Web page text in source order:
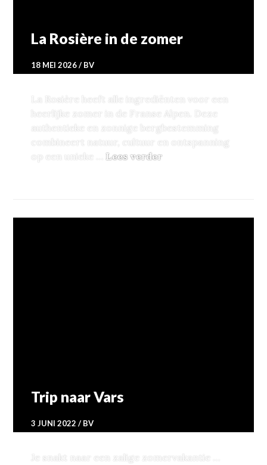
La Rosière in de zomer
18 MEI 2026 BV
La Rosière heeft alle ingrediënten voor een
heerlijke zomer in de Franse Alpen. Deze
authentieke en zonnige bergbestemming
combineert natuur, cultuur en ontspanning
op een unieke …Lees verderLa Rosière in de
Trip naar Vars
3 JUNI 2022 BV
Je snakt naar een zalige zomervakantie …